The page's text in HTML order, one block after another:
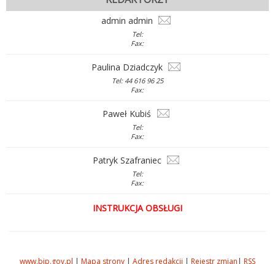
admin admin
Tel:
Fax:
Paulina Dziadczyk
Tel: 44 616 96 25
Fax:
Paweł Kubiś
Tel:
Fax:
Patryk Szafraniec
Tel:
Fax:
INSTRUKCJA OBSŁUGI
www.bip.gov.pl | Mapa strony | Adres redakcji | Rejestr zmian | RSS